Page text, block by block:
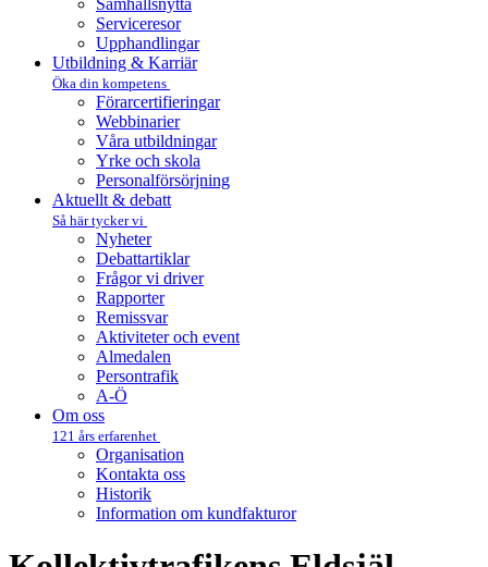
Samhällsnytta
Serviceresor
Upphandlingar
Utbildning & Karriär
Öka din kompetens
Förarcertifieringar
Webbinarier
Våra utbildningar
Yrke och skola
Personalförsörjning
Aktuellt & debatt
Så här tycker vi
Nyheter
Debattartiklar
Frågor vi driver
Rapporter
Remissvar
Aktiviteter och event
Almedalen
Persontrafik
A-Ö
Om oss
121 års erfarenhet
Organisation
Kontakta oss
Historik
Information om kundfakturor